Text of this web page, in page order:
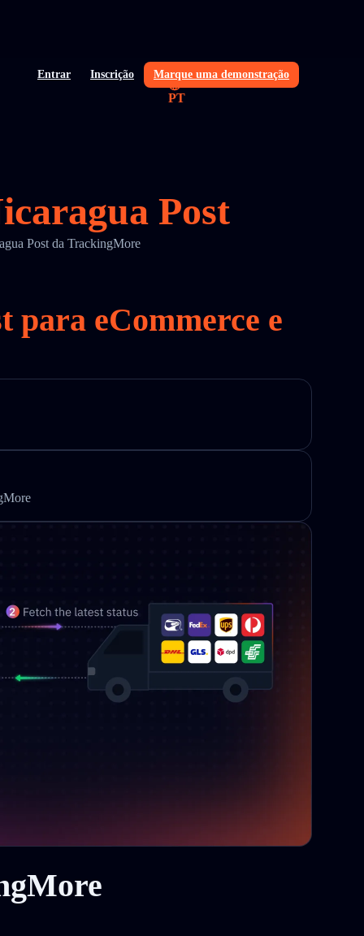
Entrar Inscrição Marque uma demonstração
PT
Post
Post da TrackingMore
para eCommerce e